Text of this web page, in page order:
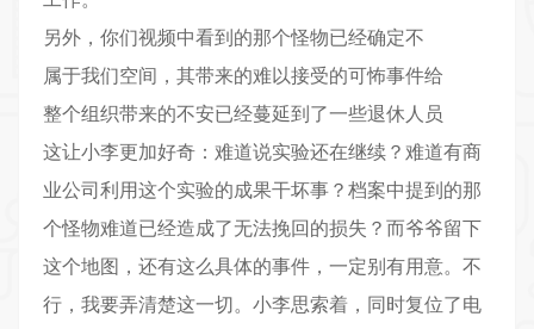
另外，你们视频中看到的那个怪物已经确定不
属于我们空间，其带来的难以接受的可怖事件给
整个组织带来的不安已经蔓延到了一些退休人员
这让小李更加好奇：难道说实验还在继续？难道有商
业公司利用这个实验的成果干坏事？档案中提到的那
个怪物难道已经造成了无法挽回的损失？而爷爷留下
这个地图，还有这么具体的事件，一定别有用意。不
行，我要弄清楚这一切。小李思索着，同时复位了电